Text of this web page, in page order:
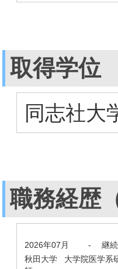
取得学位
同志社大
職務経歴
2026年07月 -
継
秋田大学 大学院医学